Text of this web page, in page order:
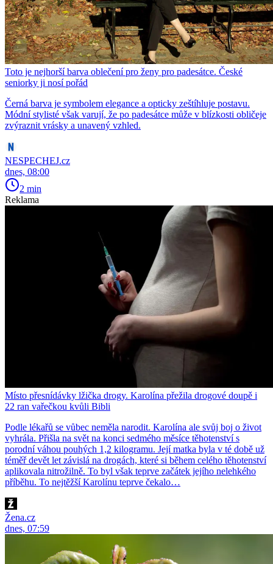
Toto je nejhorší barva oblečení pro ženy pro padesátce. České
seniorky ji nosí pořád
Černá barva je symbolem elegance a opticky zeštíhluje postavu.
Módní stylisté však varují, že po padesátce může v blízkosti obličeje
zvýraznit vrásky a unavený vzhled.
NESPECHEJ.cz
dnes, 08:00
2 min
Reklama
Místo přesnídávky lžička drogy. Karolína přežila drogové doupě i
22 ran vařečkou kvůli Bibli
Podle lékařů se vůbec neměla narodit. Karolína ale svůj boj o život
vyhrála. Přišla na svět na konci sedmého měsíce těhotenství s
porodní váhou pouhých 1,2 kilogramu. Její matka byla v té době už
téměř devět let závislá na drogách, které si během celého těhotenství
aplikovala nitrožilně. To byl však teprve začátek jejího nelehkého
příběhu. To nejtěžší Karolínu teprve čekalo…
Žena.cz
dnes, 07:59